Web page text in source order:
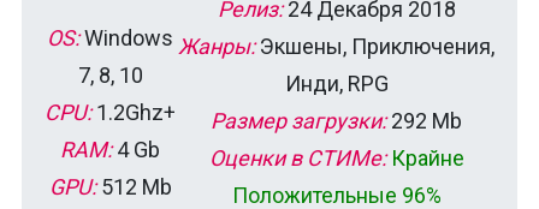
OS:Windows
7, 8, 10
CPU:1.2Ghz+
RAM:4 Gb
GPU:512 Mb
Релиз:24 Декабря 2018
Жанры:Экшены, Приключения,
Инди, RPG
Размер загрузки:292 Mb
Оценки в СТИМе: Крайне
Положительные 96%